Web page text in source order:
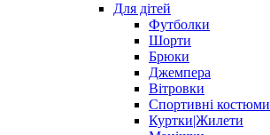
Для дітей
Футболки
Шорти
Брюки
Джемпера
Вітровки
Спортивні костюми
Куртки|Жилети